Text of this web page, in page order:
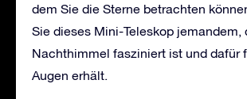
dem Sie die Sterne betrachten
Sie dieses Mini-Teleskop jemandem,
Nachthimmel fasziniert ist und dafür
Augen erhält.